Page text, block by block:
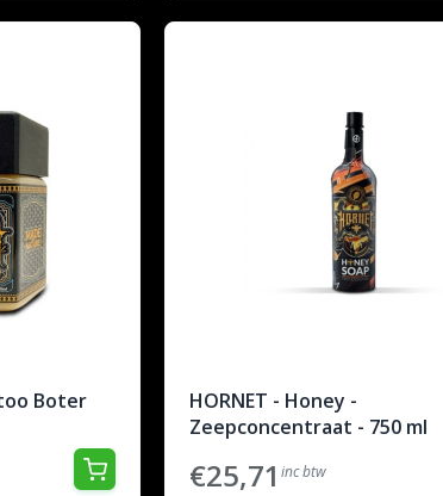
Boter
HORNET - Honey -
Zeepconcentraat - 750 ml
€25,71 inc btw